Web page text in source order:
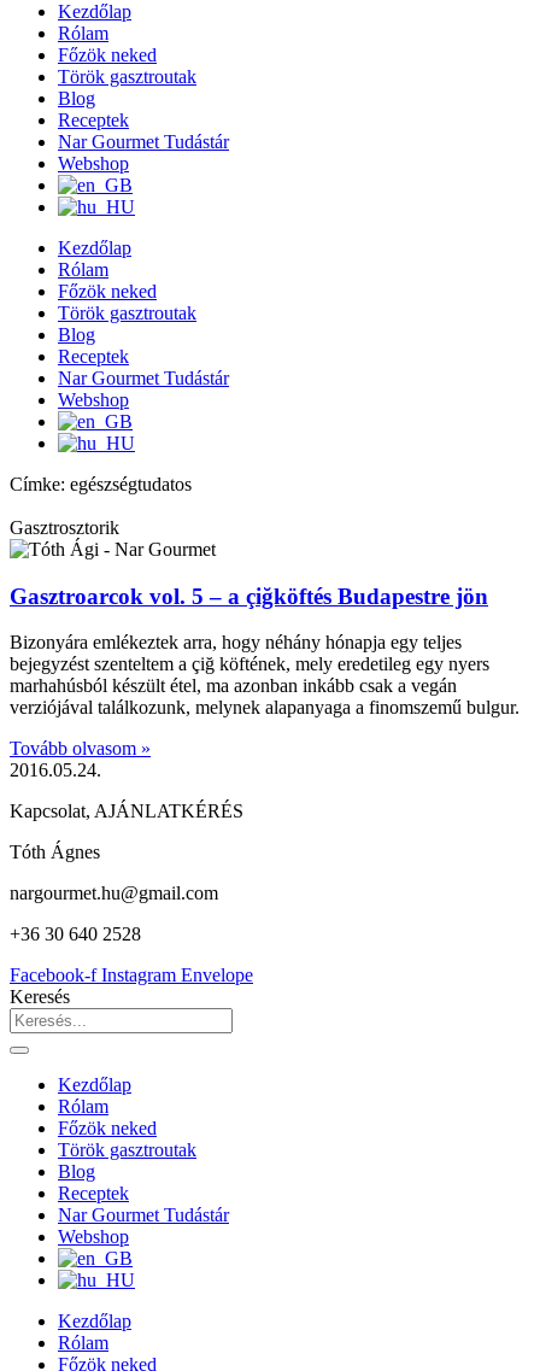
Kezdőlap
Rólam
Főzök neked
Török gasztroutak
Blog
Receptek
Nar Gourmet Tudástár
Webshop
Kezdőlap
Rólam
Főzök neked
Török gasztroutak
Blog
Receptek
Nar Gourmet Tudástár
Webshop
Címke: egészségtudatos
Gasztrosztorik
Gasztroarcok vol. 5 – a çiğköftés Budapestre jön
Bizonyára emlékeztek arra, hogy néhány hónapja egy teljes
bejegyzést szenteltem a çiğ köftének, mely eredetileg egy nyers
marhahúsból készült étel, ma azonban inkább csak a vegán
verziójával találkozunk, melynek alapanyaga a finomszemű bulgur.
Tovább olvasom »
2016.05.24.
Kapcsolat, AJÁNLATKÉRÉS
Tóth Ágnes
nargourmet.hu@gmail.com
+36 30 640 2528
Facebook-f Instagram Envelope
Keresés
Kezdőlap
Rólam
Főzök neked
Török gasztroutak
Blog
Receptek
Nar Gourmet Tudástár
Webshop
Kezdőlap
Rólam
Főzök neked